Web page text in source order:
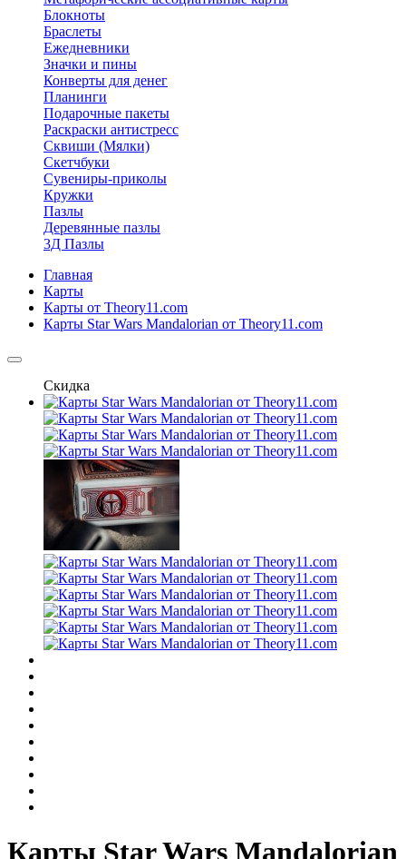
Блокноты
Браслеты
Ежедневники
Значки и пины
Конверты для денег
Планинги
Подарочные пакеты
Раскраски антистресс
Сквиши (Мялки)
Скетчбуки
Сувениры-приколы
Кружки
Пазлы
Деревянные пазлы
3Д Пазлы
Главная
Карты
Карты от Theory11.com
Карты Star Wars Mandalorian от Theory11.com
Скидка
Карты Star Wars Mandalorian